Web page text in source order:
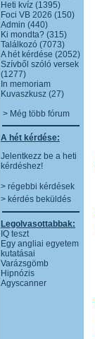
Heti kvíz (1395)
Foci VB 2026 (150)
Admin (440)
Ki mondta? (315)
Találkozó (7073)
A hét kérdése (2052)
Szívből szóló versek
(1277)
In memoriam
Kuvaszkusz (27)
> Még több fórum
A hét kérdése:
Jelentkezz be a heti
kérdéshez!
> régebbi kérdések
> kérdés beküldés
Legolvasottabbak:
IQ teszt
Egy angliai egyetem
kutatásai
Varázsgömb
Hipnózis
Agyscanner